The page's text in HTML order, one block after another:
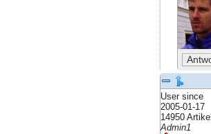
User since
2005-01-17
14950 Artikel
Admin1